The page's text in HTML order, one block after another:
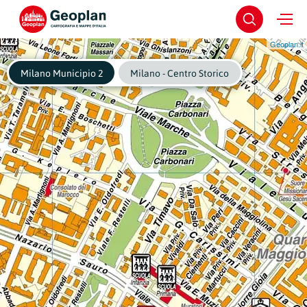
Geoplan.it
Milano Municipio 2 Milano - Centro Storico